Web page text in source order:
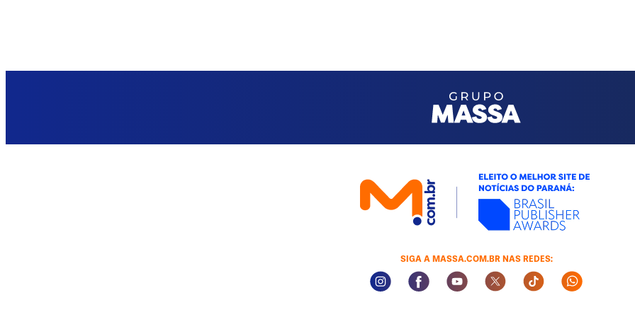
SIGA A MASSA.COM.BR NAS REDES:
Instagram Social Media
Facebook Social Media
Youtube Social Media
Twitter Social Media
Tiktok Social